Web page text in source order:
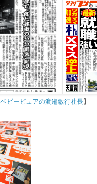
ベビーピュアの渡邉敏行社長】